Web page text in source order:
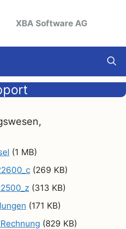
XBA Software AG
(1 MB)
(269 KB)
(313 KB)
(171 KB)
(829 KB)